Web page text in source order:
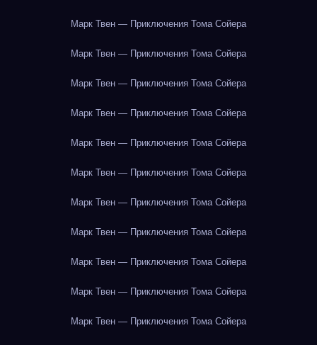
Марк Твен — Приключения Тома Сойера
Марк Твен — Приключения Тома Сойера
Марк Твен — Приключения Тома Сойера
Марк Твен — Приключения Тома Сойера
Марк Твен — Приключения Тома Сойера
Марк Твен — Приключения Тома Сойера
Марк Твен — Приключения Тома Сойера
Марк Твен — Приключения Тома Сойера
Марк Твен — Приключения Тома Сойера
Марк Твен — Приключения Тома Сойера
Марк Твен — Приключения Тома Сойера